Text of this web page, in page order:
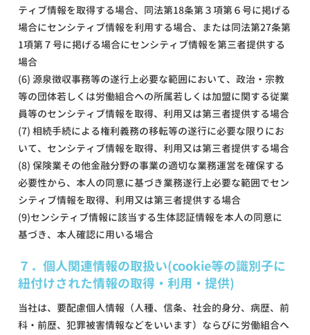
ティブ情報を取得する場合、同法第18条第３項第６号に掲げる
場合にセンシティブ情報を利用する場合、または同法第27条第
1項第７号に掲げる場合にセンシティブ情報を第三者提供する
場合
(6) 源泉徴収事務等の遂行上必要な範囲において、政治・宗教
等の団体若しくは労働組合への所属若しくは加盟に関する従業
員等のセンシティブ情報を取得、利用又は第三者提供する場合
(7) 相続手続による権利義務の移転等の遂行に必要な限りにお
いて、センシティブ情報を取得、利用又は第三者提供する場合
(8) 保険業その他金融分野の事業の適切な業務運営を確保する
必要性から、本人の同意に基づき業務遂行上必要な範囲でセン
シティブ情報を取得、利用又は第三者提供する場合
(9)センシティブ情報に該当する生体認証情報を本人の同意に
基づき、本人確認に用いる場合
７．個人関連情報の取扱い(cookie等の識別子に
紐付けされた情報の取得・利用・提供)
当社は、要配慮個人情報（人種、信条、社会的身分、病歴、前
科・前歴、犯罪被害情報などをいいます）ならびに労働組合へ